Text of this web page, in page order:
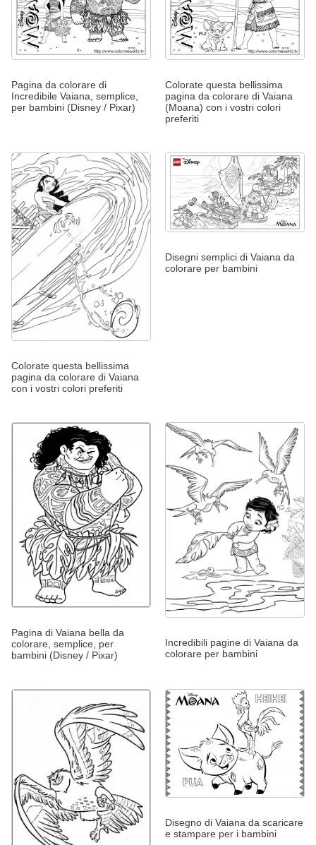
Pagina da colorare di
Incredibile Vaiana, semplice,
per bambini (Disney / Pixar)
Colorate questa bellissima
pagina da colorare di Vaiana
(Moana) con i vostri colori
preferiti
Colorate questa bellissima
pagina da colorare di Vaiana
con i vostri colori preferiti
Disegni semplici di Vaiana da
colorare per bambini
Pagina di Vaiana bella da
colorare, semplice, per
bambini (Disney / Pixar)
Incredibili pagine di Vaiana da
colorare per bambini
Disegno di Vaiana da scaricare
e stampare per i bambini